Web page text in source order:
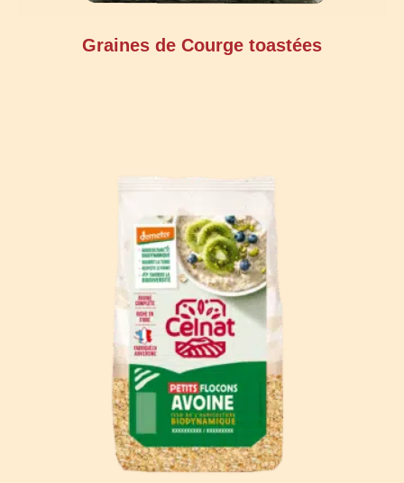
Graines de Courge toastées